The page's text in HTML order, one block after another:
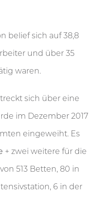
belief sich auf 38,8
und über 35
waren.
sich über eine
im Dezember 2017
eingeweiht. Es
+ zwei weitere für die
513 Betten, 80 in
6 in der